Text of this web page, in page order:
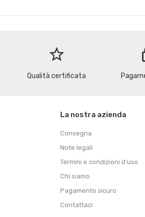
star_border
Qualità certificata
La nostra azienda
Consegna
Note legali
Termini e condizioni d'uso
Chi siamo
Pagamento sicuro
Contattaci